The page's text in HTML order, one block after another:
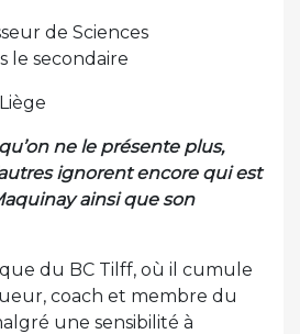
de Sciences
le secondaire
ne le présente plus,
ignorent encore qui est
ainsi que son
du BC Tilff, où il cumule
coach et membre du
une sensibilité à